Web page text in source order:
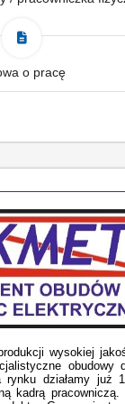
o pracę
wysokiej
obudowy
działamy już
kadrą